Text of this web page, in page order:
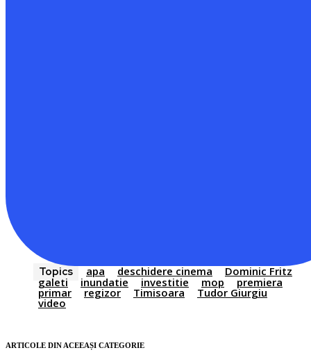
Topics apa deschidere cinema
Dominic Fritz
galeti
inundatie investitie mop premiera
primar regizor Timisoara Tudor Giurgiu
video
ARTICOLE DIN ACEEAȘI CATEGORIE